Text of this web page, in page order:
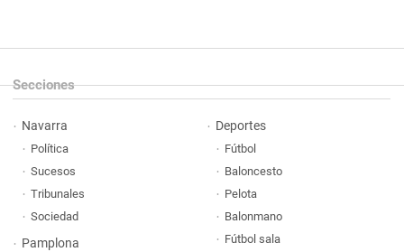
Secciones
Navarra
Política
Sucesos
Tribunales
Sociedad
Pamplona
Deportes
Fútbol
Baloncesto
Pelota
Balonmano
Fútbol sala